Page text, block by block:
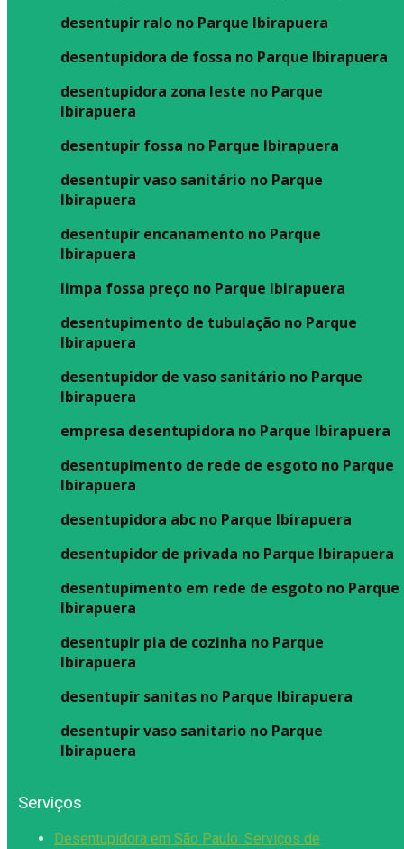
desentupir ralo no Parque Ibirapuera
desentupidora de fossa no Parque Ibirapuera
desentupidora zona leste no Parque
Ibirapuera
desentupir fossa no Parque Ibirapuera
desentupir vaso sanitário no Parque
Ibirapuera
desentupir encanamento no Parque
Ibirapuera
limpa fossa preço no Parque Ibirapuera
desentupimento de tubulação no Parque
Ibirapuera
desentupidor de vaso sanitário no Parque
Ibirapuera
empresa desentupidora no Parque Ibirapuera
desentupimento de rede de esgoto no Parque
Ibirapuera
desentupidora abc no Parque Ibirapuera
desentupidor de privada no Parque Ibirapuera
desentupimento em rede de esgoto no Parque
Ibirapuera
desentupir pia de cozinha no Parque
Ibirapuera
desentupir sanitas no Parque Ibirapuera
desentupir vaso sanitario no Parque
Ibirapuera
Serviços
Desentupidora em São Paulo: Serviços de